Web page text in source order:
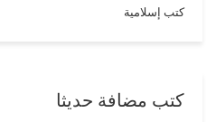
كتب إسلامية
كتب مضافة حديثا